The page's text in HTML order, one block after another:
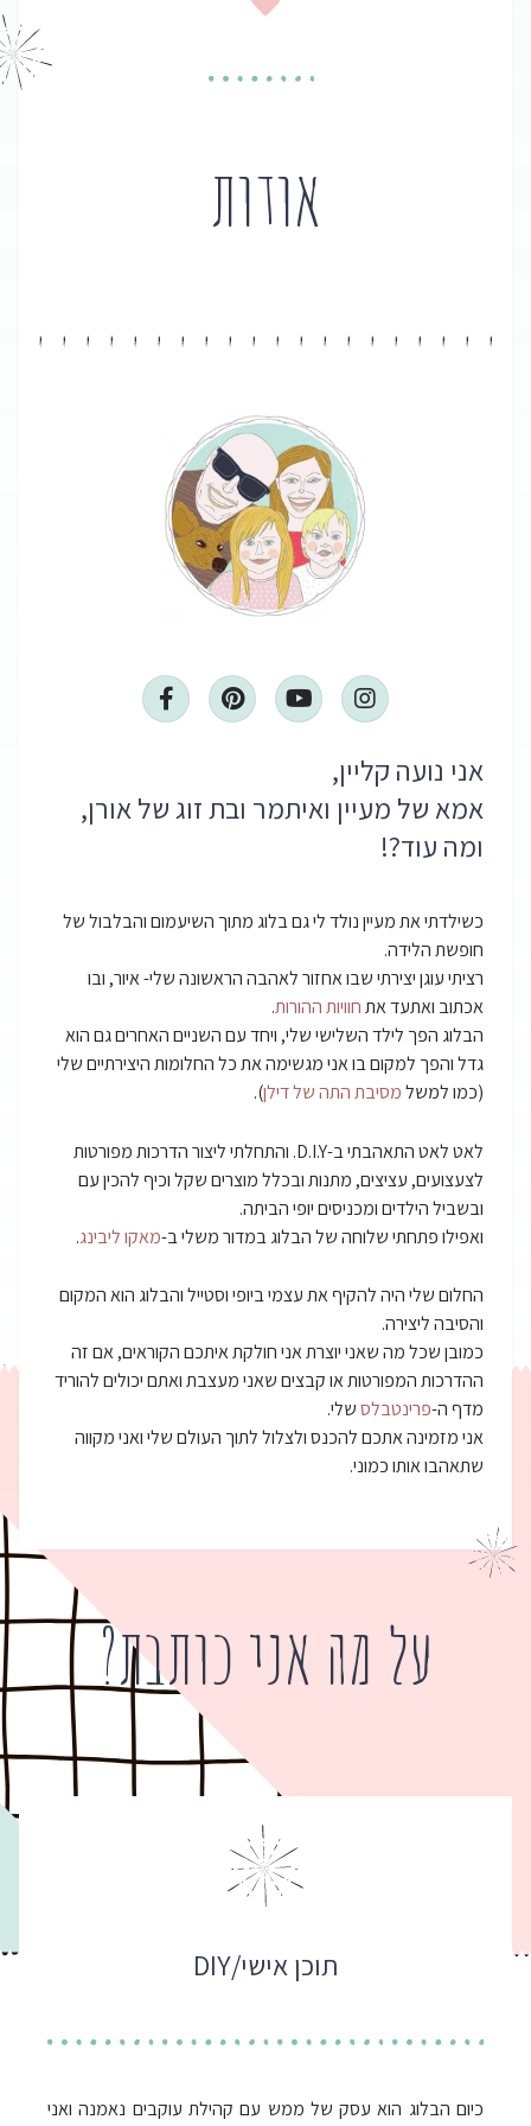
אודות
n
s
t
a
g
r
a
o
u
t
e
i
n
t
e
s
a
c
e
o
k
אני נועה קליין,
אמא של מעיין ואיתמר ובת זוג של אורן,
ומה עוד?!
כשילדתי את מעיין נולד לי גם בלוג מתוך השיעמום והבלבול של
חופשת הלידה.
רציתי עוגן יצירתי שבו אחזור לאהבה הראשונה שלי- איור, ובו
אכתוב ואתעד אתחוויות ההורות.
הבלוג הפך לילד השלישי שלי, ויחד עם השניים האחרים גם הוא
גדל והפך למקום בו אני מגשימה את כל החלומות היצירתיים שלי
(כמו למשלמסיבת התה של דילן).
לאט לאט התאהבתי ב-D.I.Y. והתחלתי ליצור הדרכות מפורטות
לצעצועים, עציצים, מתנות ובכלל מוצרים שקל וכיף להכין עם
ובשביל הילדים ומכניסים יופי הביתה.
ואפילו פתחתי שלוחה של הבלוג במדור משלי ב-מאקו ליבינג.
החלום שלי היה להקיף את עצמי ביופי וסטייל והבלוג הוא המקום
והסיבה ליצירה.
כמובן שכל מה שאני יוצרת אני חולקת איתכם הקוראים, אם זה
ההדרכות המפורטות או קבצים שאני מעצבת ואתם יכולים להוריד
מדף ה-פרינטבלסשלי.
אני מזמינה אתכם להכנס ולצלול לתוך העולם שלי ואני מקווה
שתאהבו אותו כמוני.
על מה אני כותבת?
תוכן אישי/DIY
כיום הבלוג הוא עסק של ממש עם קהילת עוקבים נאמנה ואני